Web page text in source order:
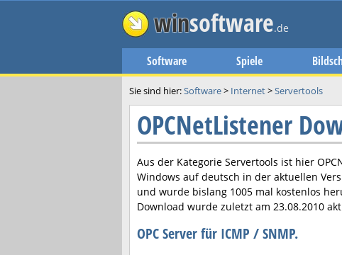
winsoftware.de
Software Spiele
Sie sind hier:Software> Internet>Servertools
OPCNetListener
Aus der Kategorie Servertools ist hier
Windows auf deutsch in der aktuellen
und wurde bislang 1005 mal kostenlos
Download wurde zuletzt am 23.08.2010
OPC Server für ICMP / SNMP.